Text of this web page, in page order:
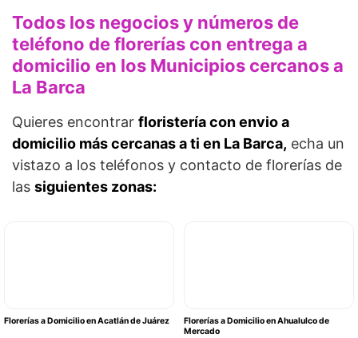
Todos los negocios y números de
teléfono de florerías con entrega a
domicilio en los Municipios cercanos a
La Barca
Quieres encontrar floristería con envio a
domicilio más cercanas a ti en La Barca, echa un
vistazo a los teléfonos y contacto de florerías de
las siguientes zonas:
Florerías a Domicilio en Acatlán de Juárez
Florerías a Domicilio en Ahualulco de
Mercado